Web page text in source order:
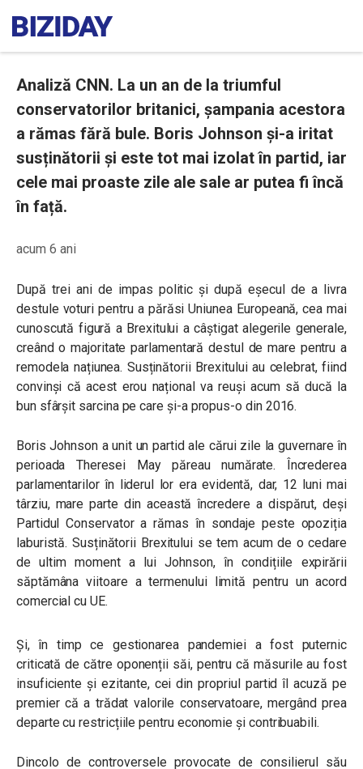
Analiză CNN. La un an de la triumful
conservatorilor britanici, șampania acestora
a rămas fără bule. Boris Johnson și-a iritat
susținătorii și este tot mai izolat în partid, iar
cele mai proaste zile ale sale ar putea fi încă
în față.
acum 6 ani
După trei ani de impas politic și după eșecul de a livra
destule voturi pentru a părăsi Uniunea Europeană, cea mai
cunoscută figură a Brexitului a câștigat alegerile generale,
creând o majoritate parlamentară destul de mare pentru a
remodela națiunea. Susținătorii Brexitului au celebrat, fiind
convinși că acest erou național va reuși acum să ducă la
bun sfârșit sarcina pe care și-a propus-o din 2016.
Boris Johnson a unit un partid ale cărui zile la guvernare în
perioada Theresei May păreau numărate. Încrederea
parlamentarilor în liderul lor era evidentă, dar, 12 luni mai
târziu, mare parte din această încredere a dispărut, deși
Partidul Conservator a rămas în sondaje peste opoziția
laburistă. Susținătorii Brexitului se tem acum de o cedare
de ultim moment a lui Johnson, în condițiile expirării
săptămâna viitoare a termenului limită pentru un acord
comercial cu UE.
Și, în timp ce gestionarea pandemiei a fost puternic
criticată de către oponenții săi, pentru că măsurile au fost
insuficiente și ezitante, cei din propriul partid îl acuză pe
premier că a trădat valorile conservatoare, mergând prea
departe cu restricțiile pentru economie și contribuabili.
Dincolo de controversele provocate de consilierul său